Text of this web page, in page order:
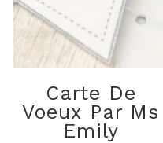
Carte De
Voeux Par Ms
Emily